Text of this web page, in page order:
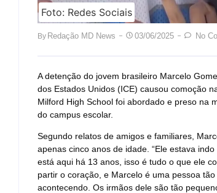
Foto: Redes Sociais
By Redação MD News 03/06/2025 No
A detenção do jovem brasileiro Marcelo
dos Estados Unidos (ICE) causou comoção
Milford High School foi abordado e preso na
do campus escolar.
Segundo relatos de amigos e familiares,
apenas cinco anos de idade. “Ele estava
está aqui há 13 anos, isso é tudo o que ele
partir o coração, e Marcelo é uma pessoa
acontecendo. Os irmãos dele são tão